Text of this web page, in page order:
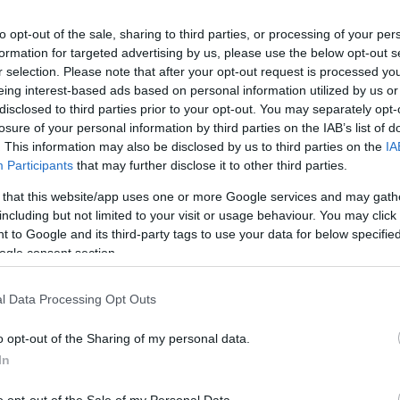
opt-out of the sale, sharing to third parties, or processing of your
for targeted advertising by us, please use the below opt-out
selection. Please note that after your opt-out request is processed
interest-based ads based on personal information utilized by us
to third parties prior to your opt-out. You may separately
of your personal information by third parties on the IAB’s list of
This information may also be disclosed by us to third parties on the
Participants that may further disclose it to other third parties.
that this website/app uses one or more Google services and may
but not limited to your visit or usage behaviour. You may
to Google and its third-party tags to use your data for below
consent section.
Data Processing Opt Outs
opt-out of the Sharing of my personal data.
öngóllal
videó
távozhat -
hívják
csapatkapitánya légiósnak
védő érkezett
teszi oda
NB I
NB I:
győzelme -
NB I
Itt a vége?
keretéből
Vitális-
nak a